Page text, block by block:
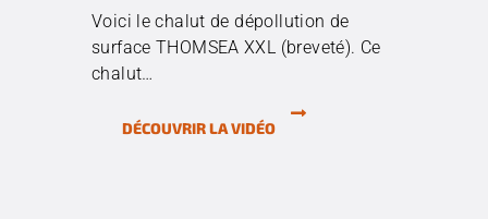
Voici le chalut de dépollution de
surface THOMSEA XXL (breveté). Ce
chalut…
DÉCOUVRIR LA VIDÉO